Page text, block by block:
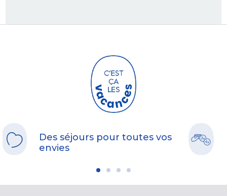
Des séjours pour toutes vos
envies